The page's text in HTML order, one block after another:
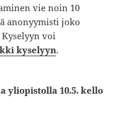
vie noin 10
anonyymisti joko
voi
kyselyyn.
yliopistolla 10.5. kello